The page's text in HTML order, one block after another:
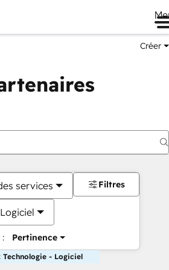
Créer
services
: Pertinence
Filtres
- Logiciel